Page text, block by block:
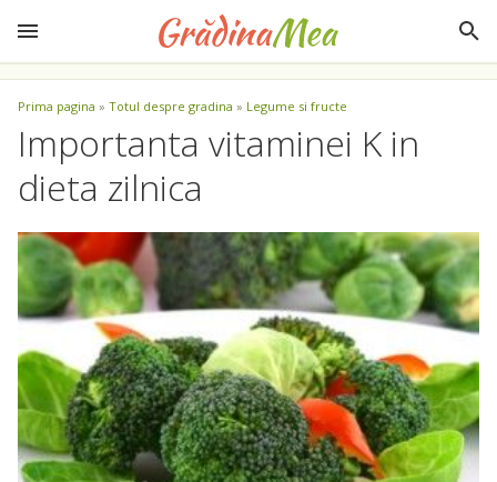
Prima pagina » Totul despre gradina » Legume si fructe
Importanta vitaminei K in
dieta zilnica